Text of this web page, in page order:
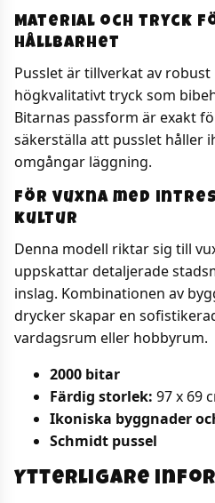
Material och tryck
hållbarhet
Pusslet är tillverkat av
högkvalitativt tryck som
Bitarnas passform är exakt
säkerställa att pusslet håller
omgångar läggning.
För vuxna med
kultur
Denna modell riktar sig till
uppskattar detaljerade
inslag. Kombinationen av
drycker skapar en
vardagsrum eller hobbyrum.
2000 bitar
Färdig storlek: 97 x 69
Ikoniska byggnader
Schmidt pussel
Ytterligare